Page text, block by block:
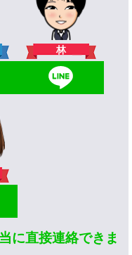
林
に直接連絡できま